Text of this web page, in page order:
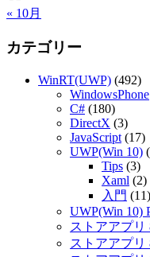
« 10月
カテゴリー
WinRT(UWP) (492)
WindowsPhone
C# (180)
DirectX (3)
JavaScript (17)
UWP(Win 10)
Tips (3)
Xaml (2)
入門 (11)
UWP(Win 10)
ストアアプリ
ストアアプリ